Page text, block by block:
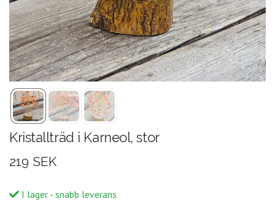
Kristallträd i Karneol, stor
219 SEK
I lager - snabb leverans